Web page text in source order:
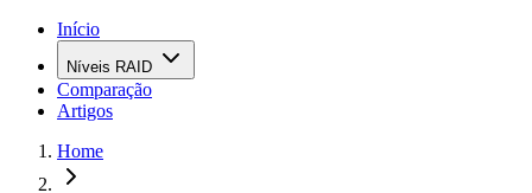
Início
Níveis RAID
Comparação
Artigos
Home